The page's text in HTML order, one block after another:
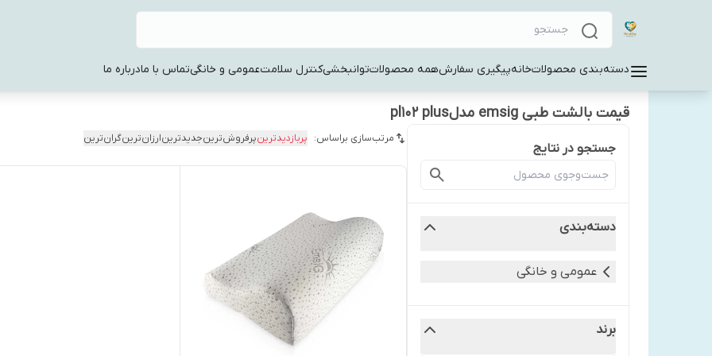
دسته‌بندی محصولاتخانهپیگیری سفارشهمه محصولاتتوانبخشیکنترل سلامتعمومی و خانگیتماس با مادرباره ما
قیمت بالشت طبی emsig مدلpl102 plus
جستجو در نتایج
دسته‌بندی
عمومی و خانگی
برند
مرتب‌سازی براساس: پربازدیدترینپرفروش‌ترینجدیدترینارزان‌ترینگران‌ترین